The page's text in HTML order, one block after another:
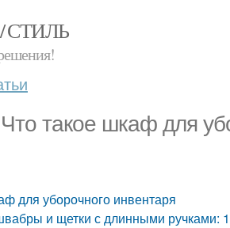
СТИЛЬ
такое шкаф для
для уборочного инвентаря
и щетки с длинными ручками: